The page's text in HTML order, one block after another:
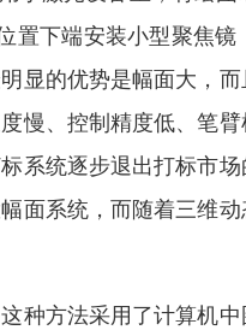
置下端安装小型聚焦
显的优势是幅面大，
慢、控制精度低、笔
系统逐步退出打标市
面系统，而随着三维
种方法采用了计算机